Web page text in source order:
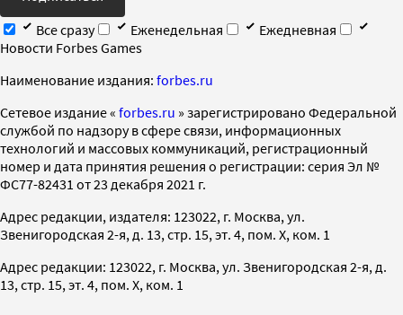
Все сразу
Еженедельная
Ежедневная
Новости Forbes Games
Наименование издания: forbes.ru
Cетевое издание « forbes.ru » зарегистрировано Федеральной
службой по надзору в сфере связи, информационных
технологий и массовых коммуникаций, регистрационный
номер и дата принятия решения о регистрации: серия Эл №
ФС77-82431 от 23 декабря 2021 г.
Адрес редакции, издателя: 123022, г. Москва, ул.
Звенигородская 2-я, д. 13, стр. 15, эт. 4, пом. X, ком. 1
Адрес редакции: 123022, г. Москва, ул. Звенигородская 2-я, д.
13, стр. 15, эт. 4, пом. X, ком. 1